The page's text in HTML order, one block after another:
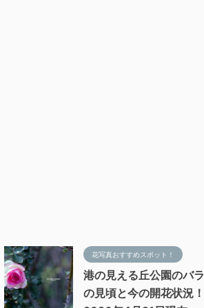
花写真おすすめスポット！
港の見える丘公園のバラ
の見頃と今の開花状況！